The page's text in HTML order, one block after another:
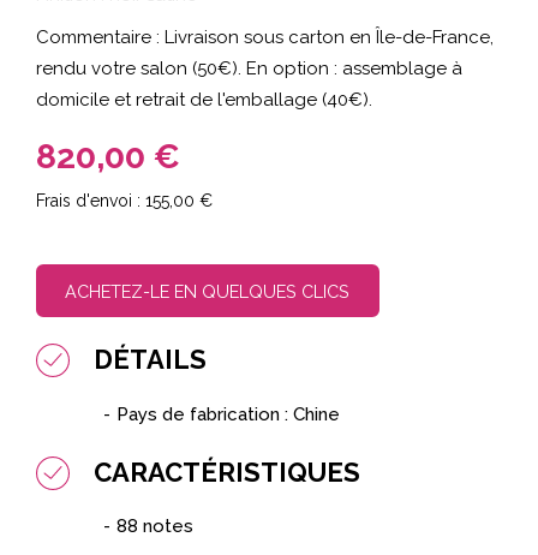
Commentaire : Livraison sous carton en Île-de-France,
rendu votre salon (50€). En option : assemblage à
domicile et retrait de l'emballage (40€).
820,00 €
155,00 €
ACHETEZ-LE EN QUELQUES CLICS
DÉTAILS
Pays de fabrication : Chine
CARACTÉRISTIQUES
88 notes